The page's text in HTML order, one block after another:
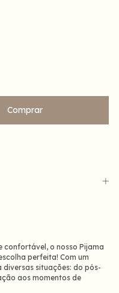
confortável, o nosso Pijama
perfeita! Com um
situações: do pós-
aos momentos de